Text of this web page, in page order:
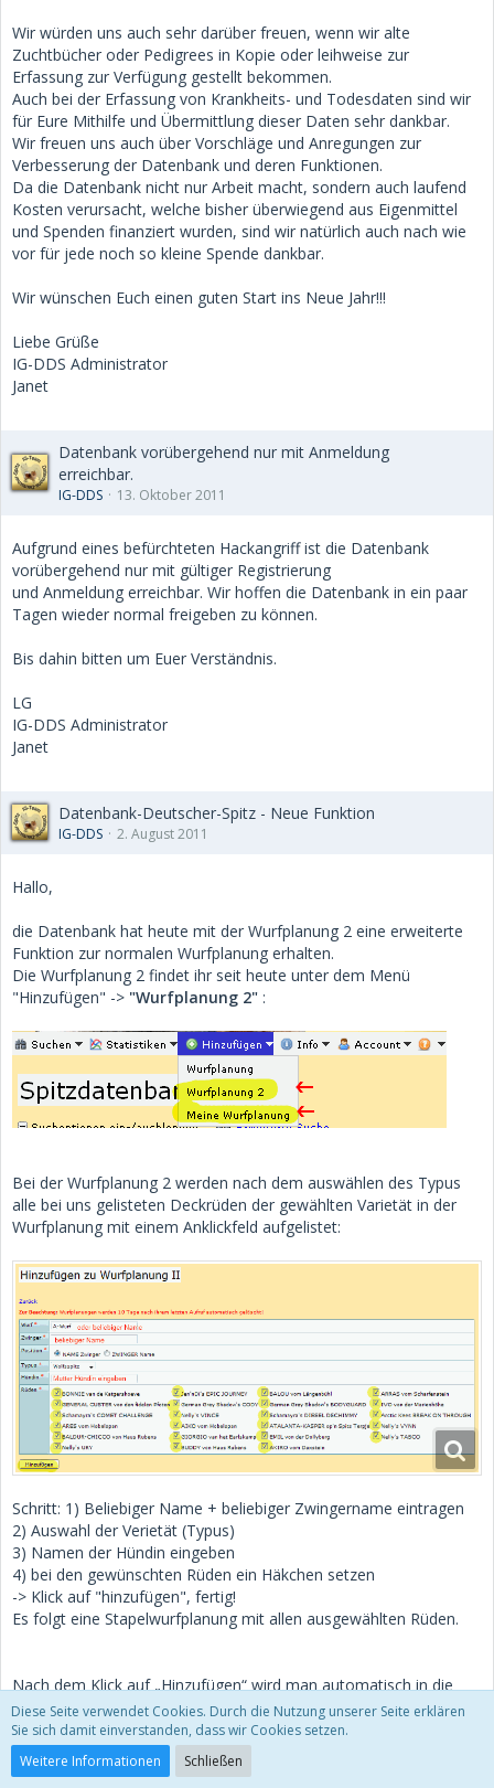
Wir würden uns auch sehr darüber freuen, wenn wir alte
Zuchtbücher oder Pedigrees in Kopie oder leihweise zur
Erfassung zur Verfügung gestellt bekommen.
Auch bei der Erfassung von Krankheits- und Todesdaten sind wir
für Eure Mithilfe und Übermittlung dieser Daten sehr dankbar.
Wir freuen uns auch über Vorschläge und Anregungen zur
Verbesserung der Datenbank und deren Funktionen.
Da die Datenbank nicht nur Arbeit macht, sondern auch laufend
Kosten verursacht, welche bisher überwiegend aus Eigenmittel
und Spenden finanziert wurden, sind wir natürlich auch nach wie
vor für jede noch so kleine Spende dankbar.
Wir wünschen Euch einen guten Start ins Neue Jahr!!!
Liebe Grüße
IG-DDS Administrator
Janet
Datenbank vorübergehend nur mit Anmeldung
erreichbar.
IG-DDS 13. Oktober 2011
Aufgrund eines befürchteten Hackangriff ist die Datenbank
vorübergehend nur mit gültiger Registrierung
und Anmeldung erreichbar. Wir hoffen die Datenbank in ein paar
Tagen wieder normal freigeben zu können.
Bis dahin bitten um Euer Verständnis.
LG
IG-DDS Administrator
Janet
Datenbank-Deutscher-Spitz - Neue Funktion
IG-DDS 2. August 2011
Hallo,
die Datenbank hat heute mit der Wurfplanung 2 eine erweiterte
Funktion zur normalen Wurfplanung erhalten.
Die Wurfplanung 2 findet ihr seit heute unter dem Menü
"Hinzufügen" -> "Wurfplanung 2" :
Bei der Wurfplanung 2 werden nach dem auswählen des Typus
alle bei uns gelisteten Deckrüden der gewählten Varietät in der
Wurfplanung mit einem Anklickfeld aufgelistet:
Schritt: 1) Beliebiger Name + beliebiger Zwingername eintragen
2) Auswahl der Verietät (Typus)
3) Namen der Hündin eingeben
4) bei den gewünschten Rüden ein Häkchen setzen
-> Klick auf "hinzufügen", fertig!
Es folgt eine Stapelwurfplanung mit allen ausgewählten Rüden.
Nach dem Klick auf „Hinzufügen“ wird man automatisch in die
ebenfalls neue Wurfplanungs-Listenansicht weitergeleitet, welche
Ihr ebenfalls seit heute unter dem Menüpunkt "Hinzufügen" ->
"Meine Wurfplanung"findet. Diese Listenansicht ist mit einigen
Informationen zum Rüden ausgestattet (Rüdenfarbe, Anzahl der
Diese Seite verwendet Cookies. Durch die Nutzung unserer Seite erklären
Sie sich damit einverstanden, dass wir Cookies setzen.
Weitere Informationen
Schließen